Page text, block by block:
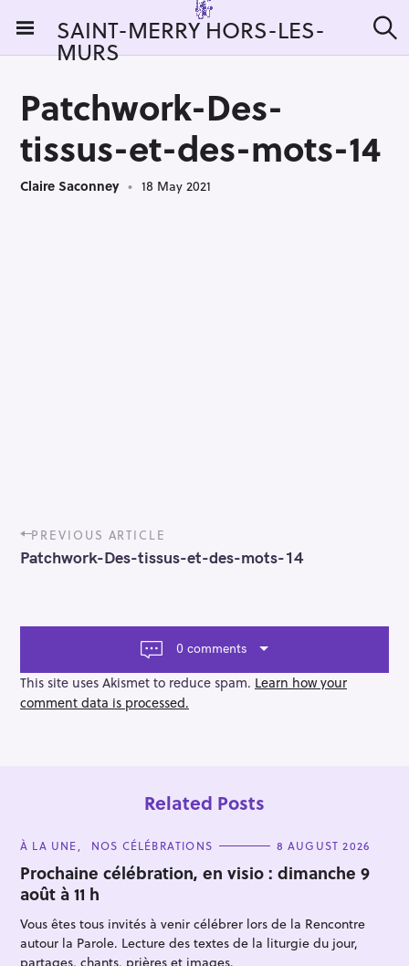
i
SAINT-MERRY HORS-LES-
MURS e
Patchwork-Des-
tissus-et-des-mots-14
Claire Saconney 18 May 2021
P
o
s
a
g
a
t
PREVIOUS ARTICLE
Patchwork-Des-tissus-et-des-mots-14
0 comments
This site uses Akismet to reduce spam. Learn how your
comment data is processed.
Related Posts
C
T
E
G
O
R
I
E
S
À LA UNE NOS CÉLÉBRATIONS 8 AUGUST 2026
Prochaine célébration, en visio : dimanche 9
août à 11 h
Vous êtes tous invités à venir célébrer lors de la Rencontre
autour la Parole. Lecture des textes de la liturgie du jour,
partages, chants, prières et images.